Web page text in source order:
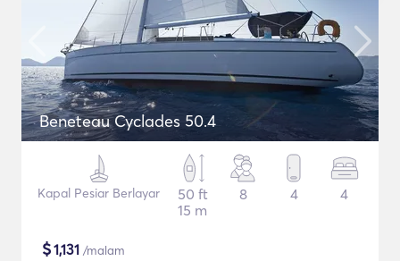
Beneteau Cyclades 50.4
Kapal Pesiar Berlayar
50 ft
15 m
8 4 4
$1,131 /malam